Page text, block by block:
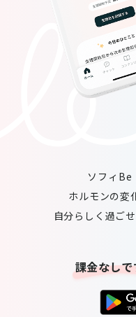
ソフィBe
ホルモンの変
自分らしく過ご
課金なし